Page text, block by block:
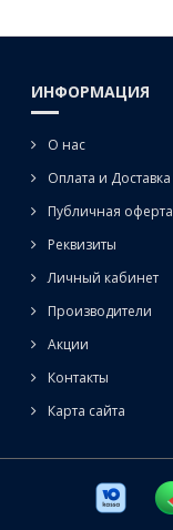
ИНФОРМАЦИЯ
О нас
Оплата и Доставка
Публичная оферта
Реквизиты
Личный кабинет
Производители
Акции
Контакты
Карта сайта